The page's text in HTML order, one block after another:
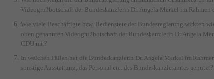
Videogrußbotschaft der Bundeskanzlerin Dr. Angela Merkel im Rahmen
Wie viele Beschäftigte bzw. Bedienstete der Bundesregierung wirkten
oben genannten Videogrußbotschaft der Bundeskanzlerin Dr.Angela
CDU mit?
In welchen Fällen hat die Bundeskanzlerin Dr. Angela Merkel im
sonstige Ausstattung, das Personal etc. des Bundeskanzleramtes genutzt?